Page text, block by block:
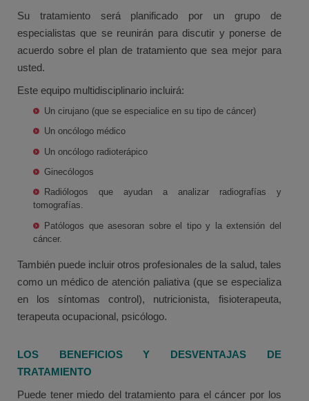
Su tratamiento será planificado por un grupo de
especialistas que se reunirán para discutir y ponerse de
acuerdo sobre el plan de tratamiento que sea mejor para
usted.
Este equipo multidisciplinario incluirá:
Un cirujano (que se especialice en su tipo de cáncer)
Un oncólogo médico
Un oncólogo radioterápico
Ginecólogos
Radiólogos que ayudan a analizar radiografías y
tomografías.
Patólogos que asesoran sobre el tipo y la extensión del
cáncer.
También puede incluir otros profesionales de la salud, tales
como un médico de atención paliativa (que se especializa
en los síntomas control), nutricionista, fisioterapeuta,
terapeuta ocupacional, psicólogo.
LOS BENEFICIOS Y DESVENTAJAS DE
TRATAMIENTO
Puede tener miedo del tratamiento para el cáncer por los